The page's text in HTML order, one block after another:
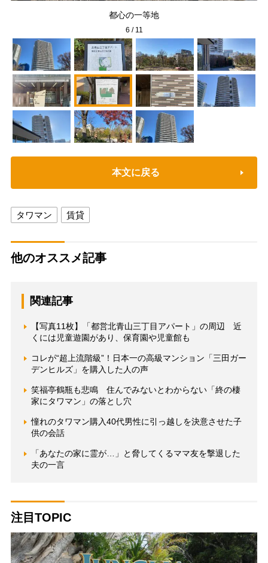
都心の一等地
6 / 11
本文に戻る
タワマン 賃貸
他のオススメ記事
関連記事
【写真11枚】「都営北青山三丁目アパート」の周辺 近
くには児童遊園があり、保育園や児童館も
コレが“超上流階級”！日本一の高級マンション「三田ガー
デンヒルズ」を購入した人の声
笑福亭鶴瓶も悲鳴 住んでみないとわからない「終の棲
家にタワマン」の落とし穴
憧れのタワマン購入40代男性に引っ越しを決意させた子
供の会話
「あなたの家に霊が…」と脅してくるママ友を撃退した
夫の一言
注目TOPIC